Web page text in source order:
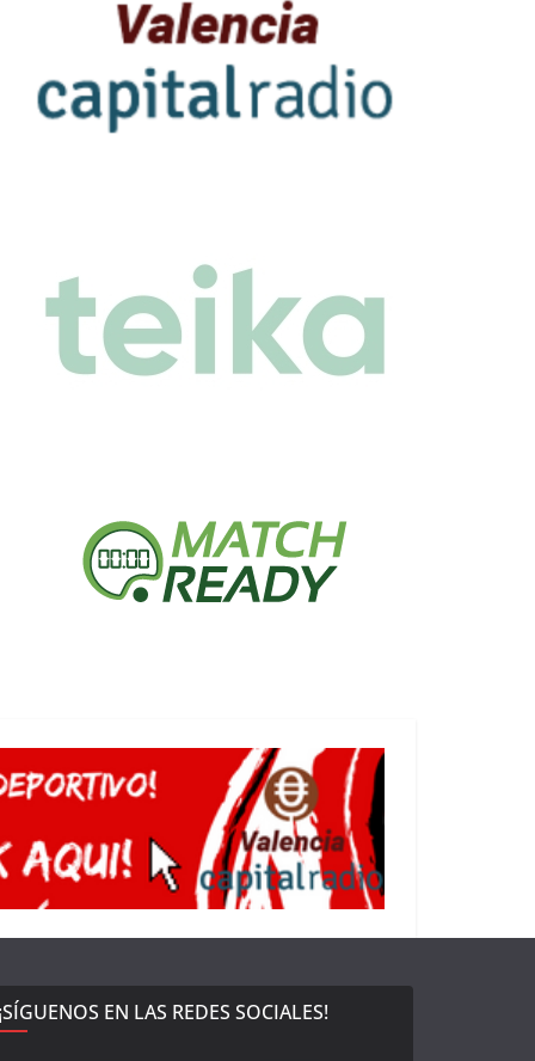
EN LAS REDES SOCIALES!